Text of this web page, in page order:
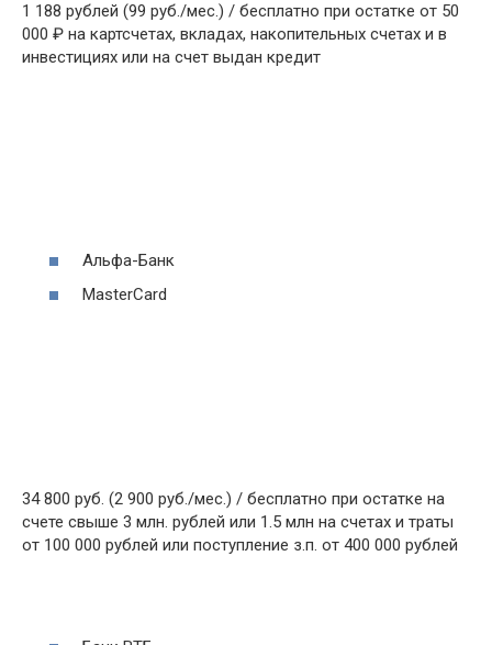
1 188 рублей (99 руб./мес.) / бесплатно при остатке от 50
000 ₽ на картсчетах, вкладах, накопительных счетах и в
инвестициях или на счет выдан кредит
Альфа-Банк
MasterCard
34 800 руб. (2 900 руб./мес.) / бесплатно при остатке на
счете свыше 3 млн. рублей или 1.5 млн на счетах и траты
от 100 000 рублей или поступление з.п. от 400 000 рублей